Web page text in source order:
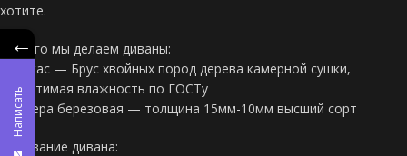
хотите.
Из чего мы делаем диваны:
*Каркас — Брус хвойных пород дерева камерной сушки,
допустимая влажность по ГОСТу
*Фанера березовая — толщина 15мм-10мм высший сорт
Основание дивана:
←
Написать